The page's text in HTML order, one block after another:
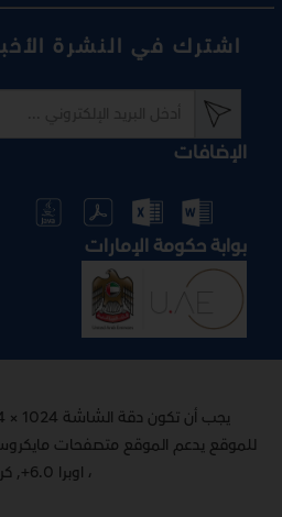
اشترك في النشرة
الإضافات
بوابة حكومة الإمارات
يجب أن تكون دقة الشاشة 1024 × 764 لأفضل تصفح للموقع
، اوبرا 6.0+, كروم